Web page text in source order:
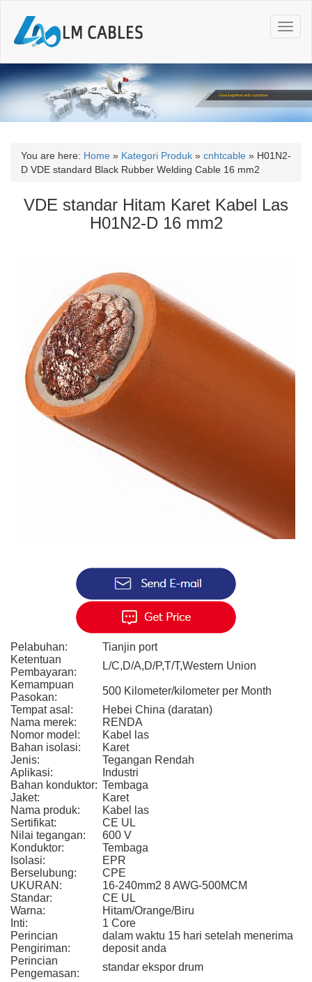
T
o
g
l
n
a
i
i
You are here: Home » Kategori Produk » cnhtcable » H01N2-
D VDE standard Black Rubber Welding Cable 16 mm2
VDE standar Hitam Karet Kabel Las
H01N2-D 16 mm2
Pelabuhan:
Tianjin port
Ketentuan
Pembayaran:
L/C,D/A,D/P,T/T,Western Union
Kemampuan
Pasokan:
500 Kilometer/kilometer per Month
Tempat asal:
Hebei China (daratan)
Nama merek:
RENDA
Nomor model:
Kabel las
Bahan isolasi:
Karet
Jenis:
Tegangan Rendah
Aplikasi:
Industri
Bahan konduktor: Tembaga
Jaket:
Karet
Nama produk:
Kabel las
Sertifikat:
CE UL
Nilai tegangan:
600 V
Konduktor:
Tembaga
Isolasi:
EPR
Berselubung:
CPE
UKURAN:
16-240mm2 8 AWG-500MCM
Standar:
CE UL
Warna:
Hitam/Orange/Biru
Inti:
1 Core
Perincian
Pengiriman:
dalam waktu 15 hari setelah menerima
deposit anda
Perincian
Pengemasan:
standar ekspor drum